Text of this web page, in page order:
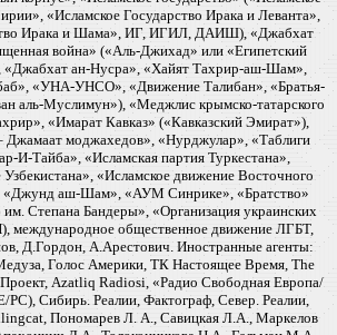
«Исламское Государство Ирака и Леванта»,
Ирака и Шама», ИГ, ИГИЛ, ДАИШ), «Джабхат
война» («Аль-Джихад» или «Египетский
«Джабхат ан-Нусра», «Хайят Тахрир-аш-Шам»,
«УНА-УНСО», «Движение Талибан», «Братья-
аль-Муслимун»), «Меджлис крымско-татарского
«Имарат Кавказ» («Кавказский Эмират»),
Джамаат моджахедов», «Нурджулар», «Таблиги
И-Тайба», «Исламская партия Туркестана»,
«Исламское движение Восточного
«Джунд аш-Шам», «АУМ Синрике», «Братство»
Степана Бандеры», «Организация украинских
международное общественное движение ЛГБТ,
Д.Гордон, А.Арестович. Иностранные агенты:
Голос Америки, ТК Настоящее Время, The
Azatliq Radiosi, «Радио Свободная Европа/
PC), Сибирь. Реалии, Фактограф, Север. Реалии,
Пономарев Л. А., Савицкая Л.А., Маркелов